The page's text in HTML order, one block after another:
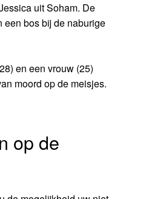
uit Soham. De
een bos bij de naburige
en een vrouw (25)
moord op de meisjes.
op de